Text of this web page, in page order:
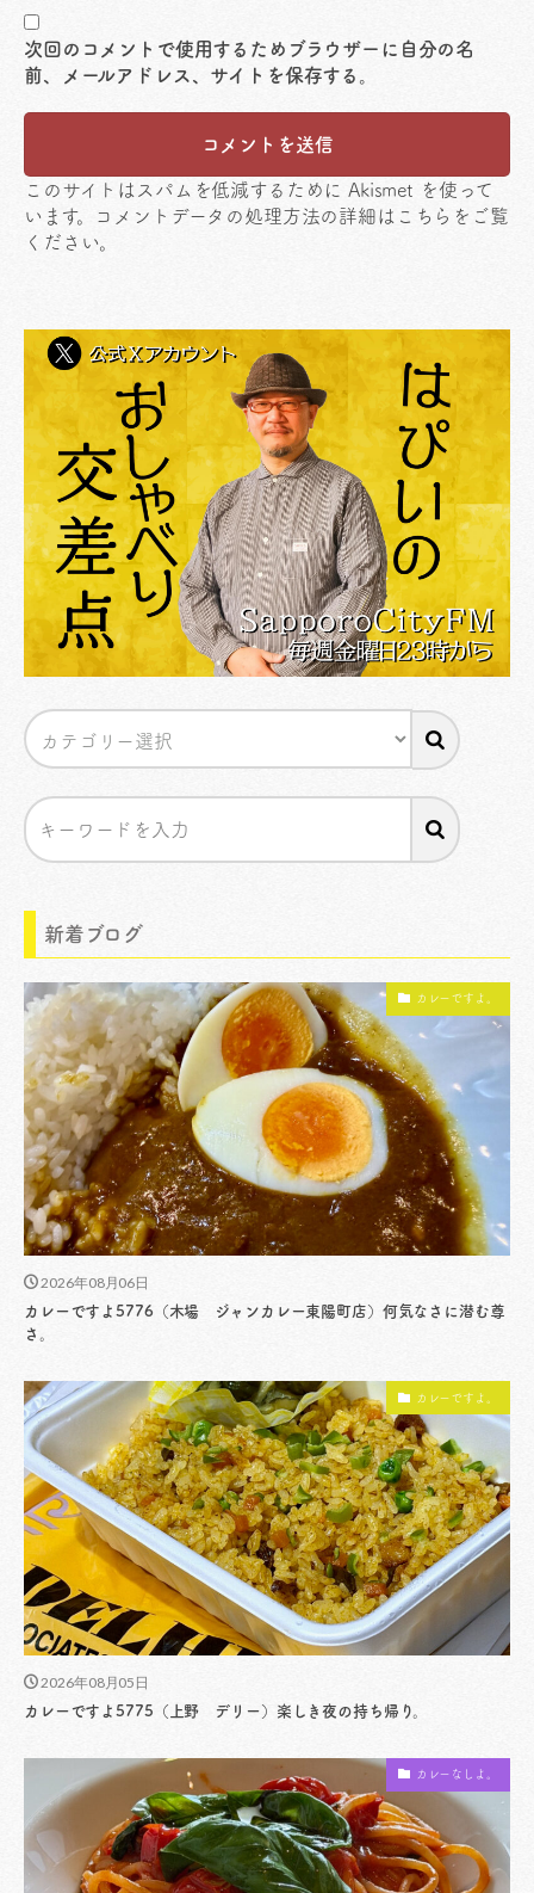
次回のコメントで使用するためブラウザーに自分の名
前、メールアドレス、サイトを保存する。
このサイトはスパムを低減するために Akismet を使って
います。
コメントデータの処理方法の詳細はこちらをご覧
ください。
新着ブログ
カレーですよ。
2026年08月06日
カレーですよ5776（木場 ジャンカレー東陽町店）何気なさに潜む尊
さ。
カレーですよ。
2026年08月05日
カレーですよ5775（上野 デリー）楽しき夜の持ち帰り。
カレーなしよ。